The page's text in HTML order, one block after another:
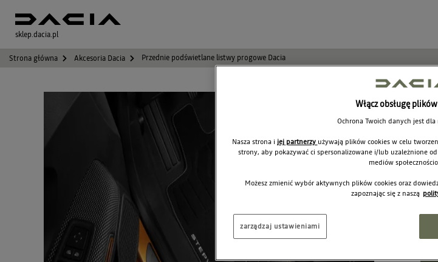
sklep.dacia.pl
Strona główna Akcesoria Dacia Przednie podświetlane listwy progowe Dacia
Włącz obsługę
Ochrona Twoich danych jest
Nasza strona i jej partnerzy używają plików cookies w celu
strony, aby pokazywać ci spersonalizowane i/lub uzależnione
mediów
Możesz zmienić wybór aktywnych plików cookies oraz
zapoznając się z naszą
zarządzaj ustawieniami